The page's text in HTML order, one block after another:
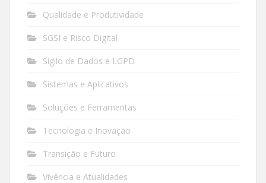
Qualidade e Produtividade
SGSI e Risco Digital
Sigilo de Dados e LGPD
Sistemas e Aplicativos
Soluções e Ferramentas
Tecnologia e Inovação
Transição e Futuro
Vivência e Atualidades